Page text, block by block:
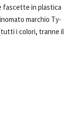
fascette in plastica
marchio Ty-
i colori, tranne il